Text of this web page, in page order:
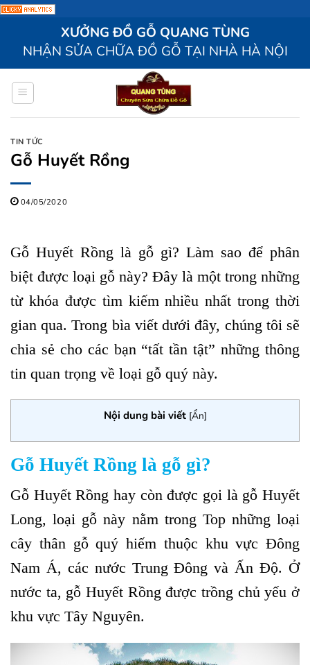
XƯỞNG ĐỒ GỖ QUANG TÙNG
NHẬN SỬA CHỮA ĐỒ GỖ TẠI NHÀ HÀ NỘI
TIN TỨC
Gỗ Huyết Rồng
04/05/2020
Gỗ Huyết Rồng là gỗ gì? Làm sao để phân
biệt được loại gỗ này? Đây là một trong những
từ khóa được tìm kiếm nhiều nhất trong thời
gian qua. Trong bìa viết dưới đây, chúng tôi sẽ
chia sẻ cho các bạn “tất tần tật” những thông
tin quan trọng về loại gỗ quý này.
Nội dung bài viết [Ẩn]
Gỗ Huyết Rồng là gỗ gì?
Gỗ Huyết Rồng hay còn được gọi là gỗ Huyết
Long, loại gỗ này nằm trong Top những loại
cây thân gỗ quý hiếm thuộc khu vực Đông
Nam Á, các nước Trung Đông và Ấn Độ. Ở
nước ta, gỗ Huyết Rồng được trồng chủ yếu ở
khu vực Tây Nguyên.